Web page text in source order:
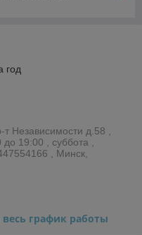
год
Независимости д.58 ,
19:00 , суббота ,
, Минск,
весь график работы